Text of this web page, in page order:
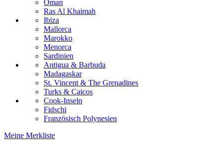
Oman
Ras Al Khaimah
Ibiza
Mallorca
Marokko
Menorca
Sardinien
Antigua & Barbuda
Madagaskar
St. Vincent & The Grenadines
Turks & Caicos
Cook-Inseln
Fidschi
Französisch Polynesien
Meine Merkliste